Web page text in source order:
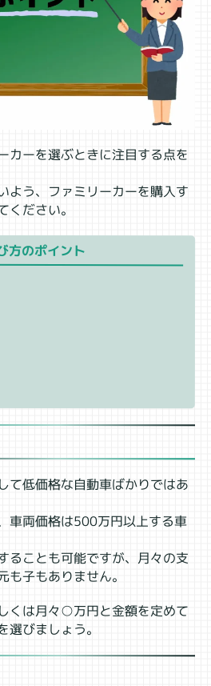
カーを選ぶときに注目する点を
よう、ファミリーカーを購入す
ください。
方のポイント
て低価格な自動車ばかりではあ
車両価格は500万円以上する車
ることも可能ですが、月々の支
子もありません。
は月々○万円と金額を定めて
選びましょう。